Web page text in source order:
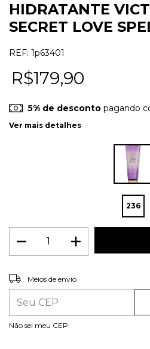
HIDRATANTE
SECRET LOVE
REF: 1p63401
R$179,90
5% de desconto pagando
Ver mais detalhes
236
Entregas para o CEP:
Meios de envio
Não sei meu CEP